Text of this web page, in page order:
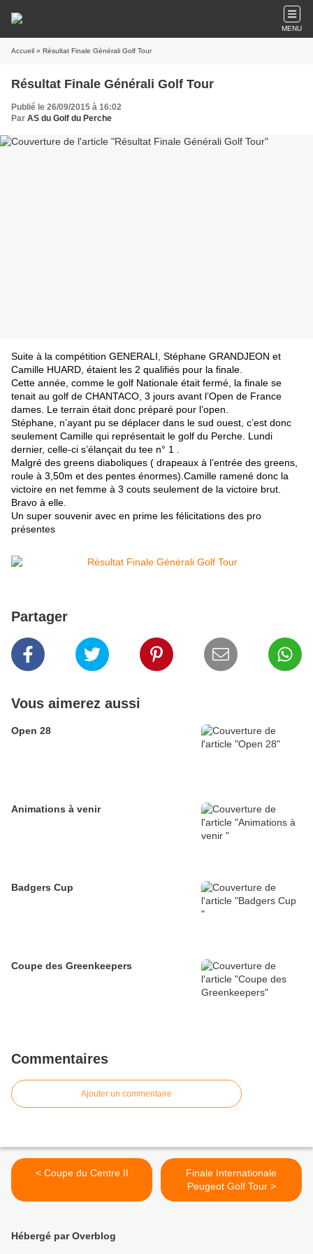
MENU
Accueil » Résultat Finale Générali Golf Tour
Résultat Finale Générali Golf Tour
Publié le 26/09/2015 à 16:02
Par AS du Golf du Perche
Suite à la compétition GENERALI, Stéphane GRANDJEON et
Camille HUARD, étaient les 2 qualifiés pour la finale.
Cette année, comme le golf Nationale était fermé, la finale se
tenait au golf de CHANTACO, 3 jours avant l’Open de France
dames. Le terrain était donc préparé pour l’open.
Stéphane, n’ayant pu se déplacer dans le sud ouest, c’est donc
seulement Camille qui représentait le golf du Perche. Lundi
dernier, celle-ci s’élançait du tee n° 1 .
Malgré des greens diaboliques ( drapeaux à l’entrée des greens,
roule à 3,50m et des pentes énormes).Camille ramené donc la
victoire en net femme à 3 couts seulement de la victoire brut.
Bravo à elle.
Un super souvenir avec en prime les félicitations des pro
présentes
Partager
Vous aimerez aussi
Open 28
Animations à venir
Badgers Cup
Coupe des Greenkeepers
Commentaires
Ajouter un commentaire
< Coupe du Centre II
Finale Internationale
Peugeot Golf Tour >
Hébergé par Overblog